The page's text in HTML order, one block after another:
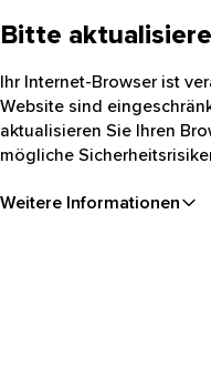
Bitte
Ihr Internet-Browser ist
Website sind
aktualisieren Sie Ihren
mögliche
Weitere Informationen